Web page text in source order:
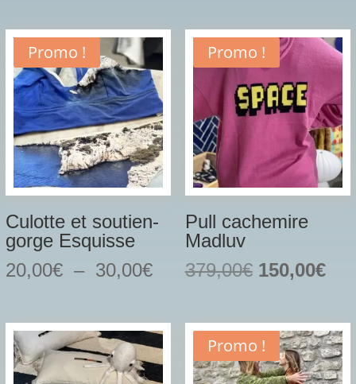
45,00€
79,00€
Promo !
Culotte et soutien-
gorge Esquisse
20,00€ – 30,00€Plage
20,00€
à
30,00€
Promo !
Pull cachemire
Madluv
379,00€ Le
était :
379,00€.
150,00€Le
est
Promo !